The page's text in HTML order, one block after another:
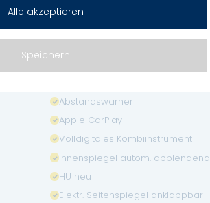
Notbremsassistent
Armlehne
Abstandswarner
Apple CarPlay
Volldigitales Kombiinstrument
Innenspiegel autom. abblendend
HU neu
Elektr. Seitenspiegel anklappbar
Alle akzeptieren
Speichern